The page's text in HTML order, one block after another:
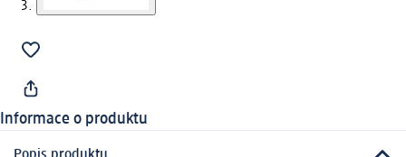
Informace o produktu